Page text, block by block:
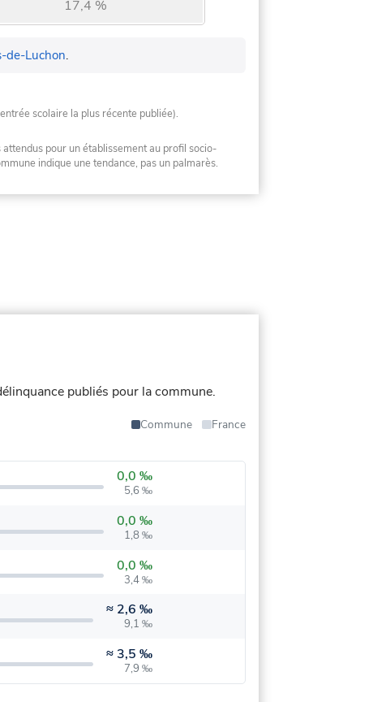
17,4 %
de-Luchon.
scolaire la plus récente publiée).
pour un établissement au profil socio-
indique une tendance, pas un palmarès.
publiés pour la commune.
Commune
France
0,0 ‰
5,6 ‰
0,0 ‰
1,8 ‰
0,0 ‰
3,4 ‰
≈ 2,6 ‰
9,1 ‰
≈ 3,5 ‰
7,9 ‰